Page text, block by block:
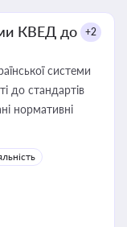
КВЕД до
+2
системи
до стандартів
нормативні